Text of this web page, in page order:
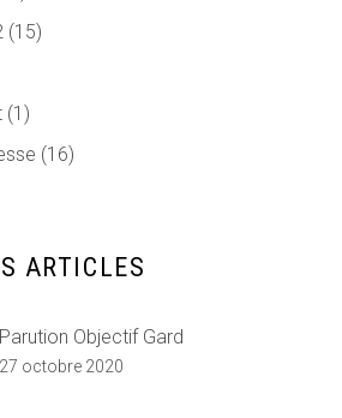
(15)
(1)
(16)
ARTICLES
Parution Objectif Gard
27 octobre 2020